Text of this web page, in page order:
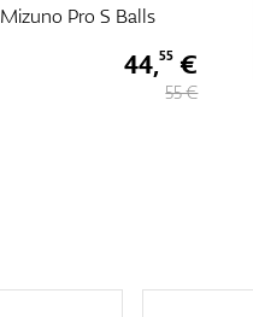
Mizuno Pro X Balls
44,55 €
55 €